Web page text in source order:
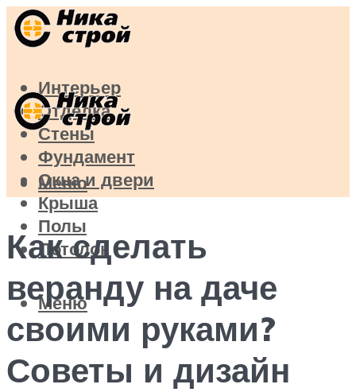
Интерьер
Отделка
Стены
Фундамент
Окна и двери
Крыша
Полы
Потолок
Меню
Меню
Как сделать
веранду на даче
своими руками?
Советы и дизайн